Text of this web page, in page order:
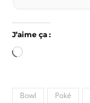
J’aime ça :
Chargement…
Bowl Poké